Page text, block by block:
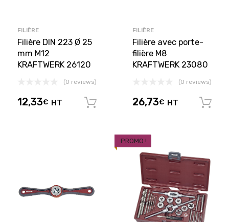
FILIÈRE
Filière DIN 223 Ø 25
mm M12
KRAFTWERK 26120
(0 reviews)
12,33€ HT Ajouter au panier
FILIÈRE
Filière avec porte-
filière M8
KRAFTWERK 23080
(0 reviews)
26,73€ HT
PROMO !